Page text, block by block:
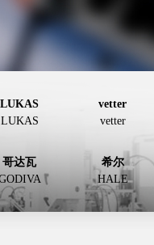
LUKAS
LUKAS
vetter
vetter
哥达瓦
希尔
HALE